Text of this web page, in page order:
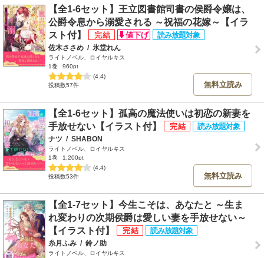
【全1-6セット】王立図書館司書の侯爵令嬢は、
公爵令息から溺愛される ～祝福の花嫁～【イラ
スト付】
佐木ささめ / 氷堂れん
ライトノベル、ロイヤルキス
1巻
960pt
(4.4)
投稿数57件
無料立読み
【全1-6セット】孤高の魔法使いは初恋の新妻を
手放せない【イラスト付】
ナツ / SHABON
ライトノベル、ロイヤルキス
1巻
1,200pt
(4.4)
投稿数53件
無料立読み
【全1-7セット】今生こそは、あなたと ～生ま
れ変わりの次期侯爵は愛しい妻を手放せない～
【イラスト付】
糸月ふみ / 鈴ノ助
ライトノベル、ロイヤルキス